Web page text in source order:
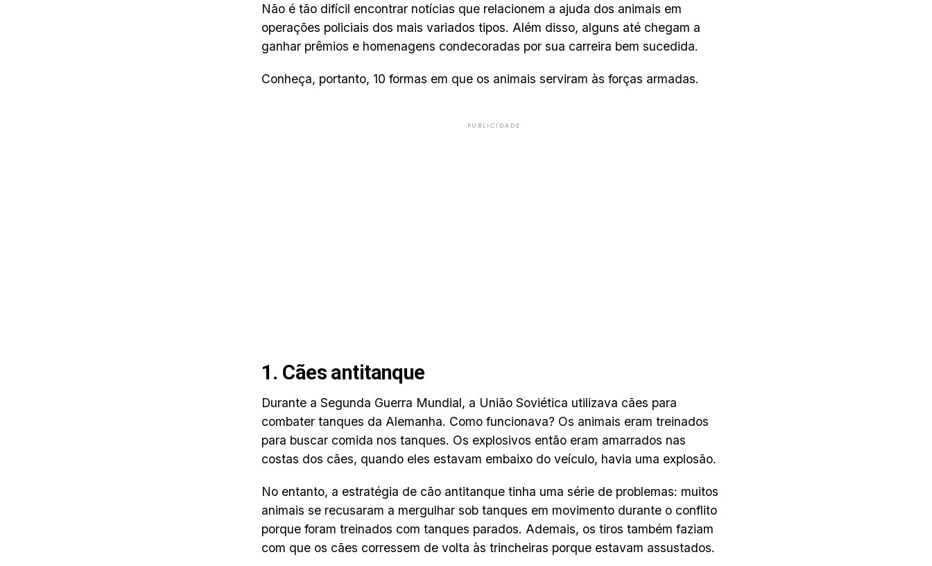
Não é tão difícil encontrar notícias que relacionem a ajuda dos animais em
operações policiais dos mais variados tipos. Além disso, alguns até chegam a
ganhar prêmios e homenagens condecoradas por sua carreira bem sucedida.
Conheça, portanto, 10 formas em que os animais serviram às forças armadas.
PUBLICIDADE
1. Cães antitanque
Durante a Segunda Guerra Mundial, a União Soviética utilizava cães para
combater tanques da Alemanha. Como funcionava? Os animais eram treinados
para buscar comida nos tanques. Os explosivos então eram amarrados nas
costas dos cães, quando eles estavam embaixo do veículo, havia uma explosão.
No entanto, a estratégia de cão antitanque tinha uma série de problemas: muitos
animais se recusaram a mergulhar sob tanques em movimento durante o conflito
porque foram treinados com tanques parados. Ademais, os tiros também faziam
com que os cães corressem de volta às trincheiras porque estavam assustados.